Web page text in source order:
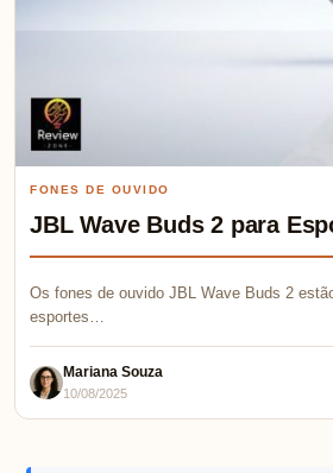
FONES DE OUVIDO
JBL Wave Buds 2 para
Os fones de ouvido JBL Wave Buds 2
esportes…
Mariana Souza
10/08/2025